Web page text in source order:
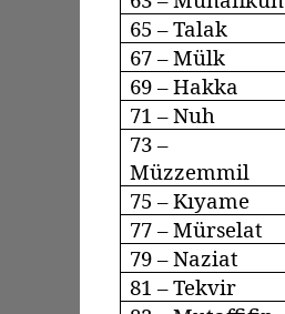
65 – Talak
67 – Mülk
69 – Hakka
71 – Nuh
73 –
Müzzemmil
75 –Kıyame
77 –Mürselat
79 –Naziat
81 –Tekvir